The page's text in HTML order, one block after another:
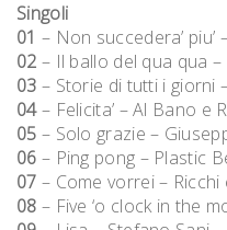
Singoli
01 – Non succedera’ piu’
02 – Il ballo del qua qua
03 – Storie di tutti i giorni
04– Felicita’ – Al Bano e
05 – Solo grazie –
06 – Ping pong – Plastic
07 – Come vorrei – Ricchi
08 – Five ‘o clock in the